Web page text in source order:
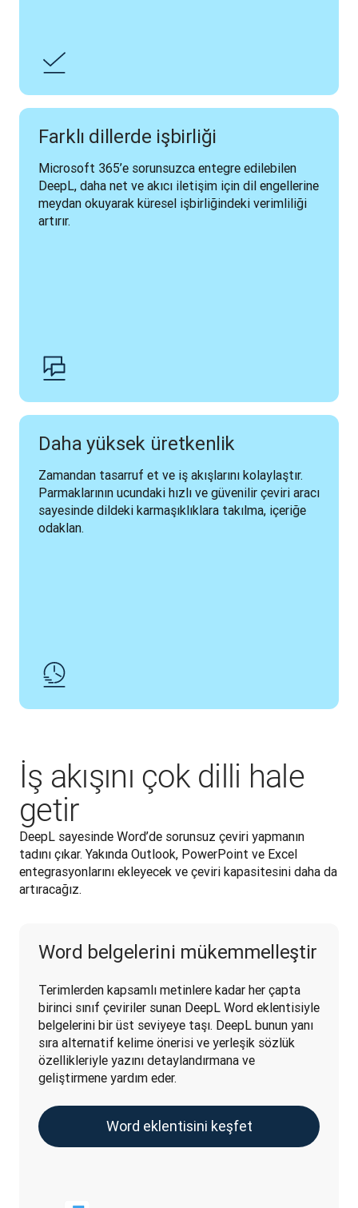
Farklı dillerde işbirliği
Microsoft 365’e sorunsuzca entegre edilebilen
DeepL, daha net ve akıcı iletişim için dil engellerine
meydan okuyarak küresel işbirliğindeki verimliliği
artırır.
Daha yüksek üretkenlik
Zamandan tasarruf et ve iş akışlarını kolaylaştır.
Parmaklarının ucundaki hızlı ve güvenilir çeviri aracı
sayesinde dildeki karmaşıklıklara takılma, içeriğe
odaklan.
İş akışını çok dilli hale
getir
DeepL sayesinde Word’de sorunsuz çeviri yapmanın
tadını çıkar. Yakında Outlook, PowerPoint ve Excel
entegrasyonlarını ekleyecek ve çeviri kapasitesini daha da
artıracağız.
Word belgelerini mükemmelleştir
Terimlerden kapsamlı metinlere kadar her çapta
birinci sınıf çeviriler sunan DeepL Word eklentisiyle
belgelerini bir üst seviyeye taşı. DeepL bunun yanı
sıra alternatif kelime önerisi ve yerleşik sözlük
özellikleriyle yazını detaylandırmana ve
geliştirmene yardım eder.
Word eklentisini keşfet